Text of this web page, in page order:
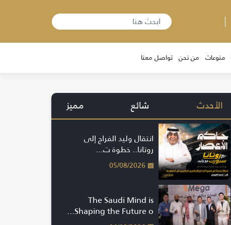
منوعات من نحن تواصل معنا
الأحدث شائع مميز
انتقال وليد الفراج إلى
روتانا.. خطوة ت...
05/08/2026
The Saudi Mind is
Shaping the Future o...